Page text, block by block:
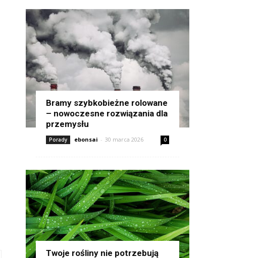
Bramy szybkobieżne rolowane
– nowoczesne rozwiązania dla
przemysłu
Porady ebonsai - 30 marca 2026 0
Twoje rośliny nie potrzebują